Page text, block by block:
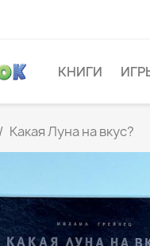
КНИГИ
Какая Луна на вкус?